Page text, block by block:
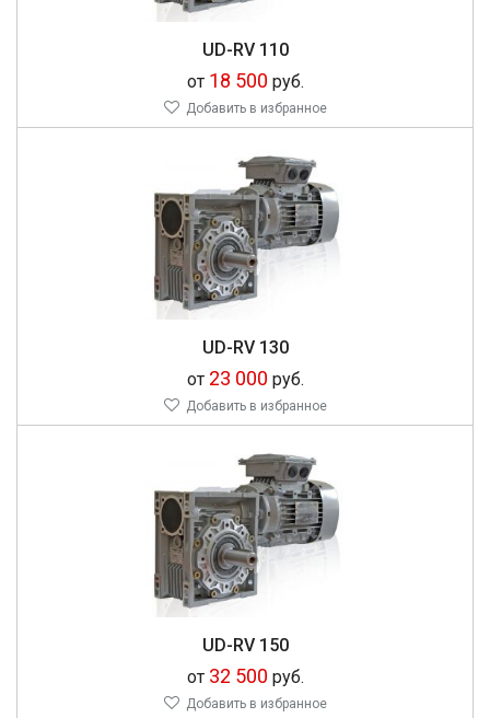
UD-RV 110
от 18 500 руб.
Добавить в избранное
UD-RV 130
от 23 000 руб.
Добавить в избранное
UD-RV 150
от 32 500 руб.
Добавить в избранное